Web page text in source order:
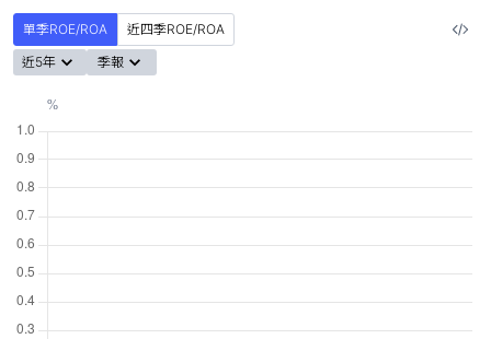
單季ROE/ROA
近四季ROE/ROA
近5年
季報